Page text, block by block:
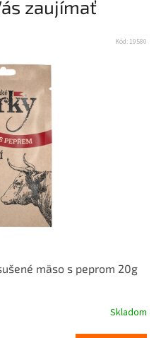
zaujímať
mäso s peprom 20g
Skladom
Kód: 19580